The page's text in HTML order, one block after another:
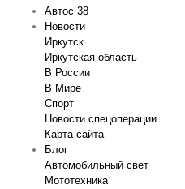
Автос 38
Новости
Иркутск
Иркутская область
В России
В Мире
Спорт
Новости спецоперации
Карта сайта
Блог
Автомобильный свет
Мототехника